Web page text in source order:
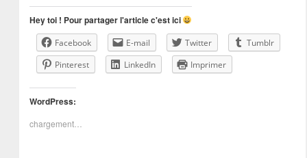
Hey toi ! Pour partager l'article c'est ici
Facebook E-mail Twitter
Tumblr
Pinterest
LinkedIn Imprimer
WordPress:
chargement…